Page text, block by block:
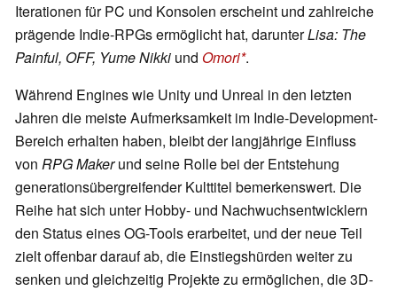
Iterationen für PC und Konsolen erscheint und zahlreiche
prägende Indie-RPGs ermöglicht hat, darunterLisa: The
Painful, OFF, Yume Nikki und Omori .
Während Engines wie Unity und Unreal in den letzten
Jahren die meiste Aufmerksamkeit im Indie-Development-
Bereich erhalten haben, bleibt der langjährige Einfluss
von RPG Makerund seine Rolle bei der Entstehung
generationsübergreifender Kulttitel bemerkenswert. Die
Reihe hat sich unter Hobby- und Nachwuchsentwicklern
den Status eines OG-Tools erarbeitet, und der neue Teil
zielt offenbar darauf ab, die Einstiegshürden weiter zu
senken und gleichzeitig Projekte zu ermöglichen, die 3D-